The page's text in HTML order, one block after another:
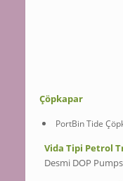
Çöpkapar
PortBin Tide
Vida Tipi Petrol
Desmi DOP Pumps